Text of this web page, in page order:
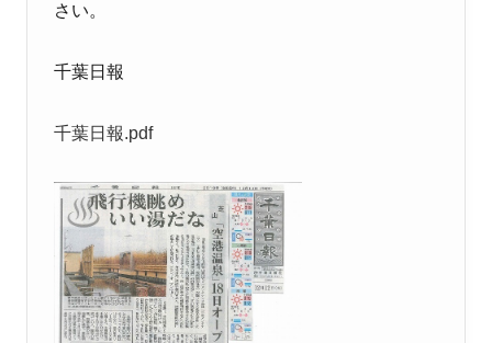
さい。
千葉日報
千葉日報.pdf